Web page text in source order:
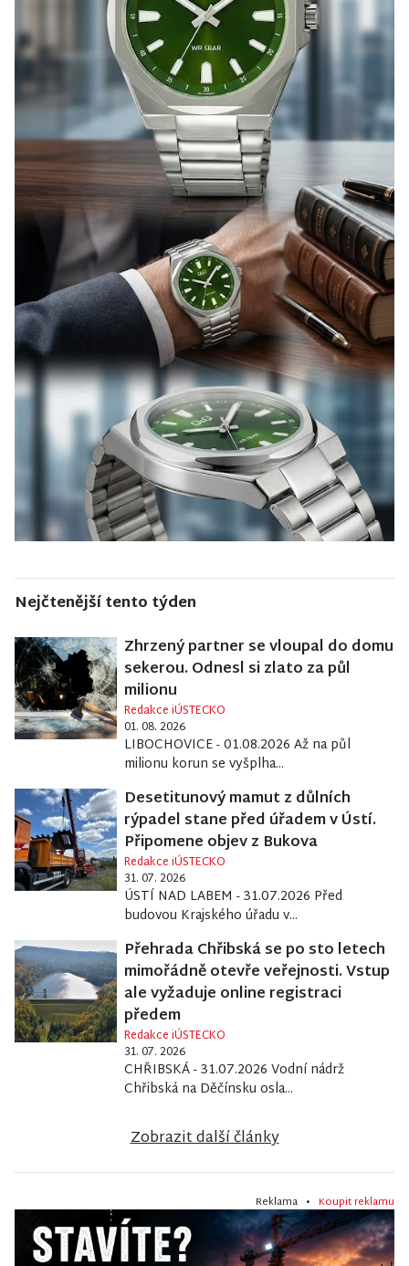
Nejčtenější tento týden
Zhrzený partner se vloupal do domu
sekerou. Odnesl si zlato za půl
milionu
Redakce iÚSTECKO
01. 08. 2026
LIBOCHOVICE - 01.08.2026 Až na půl
milionu korun se vyšplha...
Desetitunový mamut z důlních
rýpadel stane před úřadem v Ústí.
Připomene objev z Bukova
Redakce iÚSTECKO
31. 07. 2026
ÚSTÍ NAD LABEM - 31.07.2026 Před
budovou Krajského úřadu v...
Přehrada Chřibská se po sto letech
mimořádně otevře veřejnosti. Vstup
ale vyžaduje online registraci
předem
Redakce iÚSTECKO
31. 07. 2026
CHŘIBSKÁ - 31.07.2026 Vodní nádrž
Chřibská na Děčínsku osla...
Zobrazit další články
Reklama • Koupit reklamu